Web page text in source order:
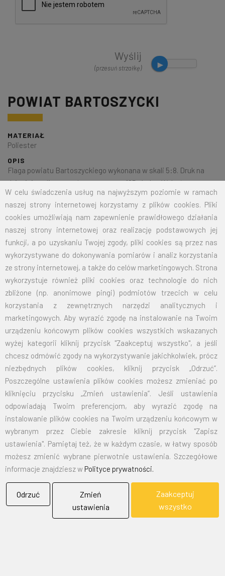
W celu świadczenia usług na najwyższym poziomie w ramach
naszej strony internetowej korzystamy z plików cookies. Pliki
cookies umożliwiają nam zapewnienie prawidłowego działania
naszej strony internetowej oraz realizację podstawowych jej
funkcji, a po uzyskaniu Twojej zgody, pliki cookies są przez nas
wykorzystywane do dokonywania pomiarów i analiz korzystania
ze strony internetowej, a także do celów marketingowych. Strona
wykorzystuje również pliki cookies oraz technologie do nich
zbliżone (np. anonimowe pingi) podmiotów trzecich w celu
korzystania z zewnętrznych narzędzi analitycznych i
marketingowych. Aby wyrazić zgodę na instalowanie na Twoim
urządzeniu końcowym plików cookies wszystkich wskazanych
wyżej kategorii kliknij przycisk "Zaakceptuj wszystko", a jeśli
chcesz odmówić zgody na wykorzystywanie jakichkolwiek, prócz
niezbędnych plików cookies, kliknij przycisk „Odrzuć”.
Poszczególne ustawienia plików cookies możesz zmieniać po
kliknięciu przycisku „Zmień ustawienia”. Jeśli ustawienia
odpowiadają Twoim preferencjom, aby wyrazić zgodę na
instalowanie plików cookies na Twoim urządzeniu końcowym w
wybranym przez Ciebie zakresie kliknij przycisk "Zapisz
ustawienia". Pamiętaj też, że w każdym czasie, w łatwy sposób
możesz zmienić wybrane pierwotnie ustawienia. Szczegółowe
informacje znajdziesz wPolityce prywatności.
Odrzuć
Zmień
ustawienia
Zaakceptuj
wszystko
Wyślij
(przesuń strzałkę)
POWIAT BARTOSZYCKI
MATERIAŁ
Poliester
OPIS
Flaga powiatu Bartoszyckiego wykonana w skali 5:8. Druk na
dzianinie poliestrowej o gramaturze 125g/mkw. Wykończona
według życzeń Klienta.
Na życzenie klienta jesteśmy w stanie wykonać dowolny rozmiar
flagi.Przy zamówieniu większej ilości cena zostanie wyliczona
indywidualnie.
ROZMIAR CENA NETTO CENA BRUTTO
70X110 32,50 39,98
100X160 67,50 83,03
125X200 105,00 129,15
150X240 151,50 186,35
EMAIL:marketing@bielflag.pl, biuro@bielflag.pl
TELEFON: 600 42 11 90,33/816 21 78